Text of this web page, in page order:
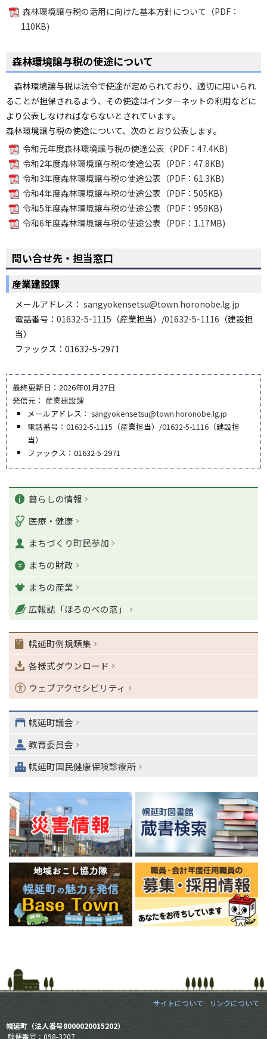
森林環境譲与税の活用に向けた基本方針について（PDF：
110KB)
森林環境譲与税の使途について
森林環境譲与税は法令で使途が定められており、適切に用いられ
ることが担保されるよう、その使途はインターネットの利用などに
より公表しなければならないとされています。
森林環境譲与税の使途について、次のとおり公表します。
令和元年度森林環境譲与税の使途公表（PDF：47.4KB)
令和2年度森林環境譲与税の使途公表（PDF：47.8KB)
令和3年度森林環境譲与税の使途公表（PDF：61.3KB)
令和4年度森林環境譲与税の使途公表（PDF：505KB)
令和5年度森林環境譲与税の使途公表（PDF：959KB)
令和6年度森林環境譲与税の使途公表（PDF：1.17MB)
問い合せ先・担当窓口
産業建設課
メールアドレス： sangyokensetsu@town.horonobe.lg.jp
電話番号： 01632-5-1115 （産業担当）/01632-5-1116 （建設担
当）
ファックス：01632-5-2971
最終更新日：2026年01月27日
発信元： 産業建設課
メールアドレス：sangyokensetsu@town.horonobe.lg.jp
電話番号：01632-5-1115 （産業担当）/01632-5-1116 （建設担
当）
ファックス：01632-5-2971
カ
テ
ゴ
リ
ー
暮らしの情報
医療・健康
まちづくり町民参加
まちの財政
まちの産業
広報誌「ほろのべの窓」
幌延町例規類集
各様式ダウンロード
ウェブアクセシビリティ
幌延町議会
教育委員会
幌延町国民健康保険診療所
サイトについて リンクについて
幌延町（法人番号8000020015202）
郵便番号：098-3207